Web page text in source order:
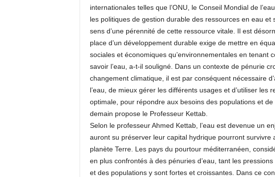
internationales telles que l’ONU, le Conseil Mondial de
les politiques de gestion durable des ressources en eau
sens d’une pérennité de cette ressource vitale. Il est
place d’un développement durable exige de mettre en
sociales et économiques qu’environnementales en tenant
savoir l’eau, a-t-il souligné. Dans un contexte de pénurie
changement climatique, il est par conséquent nécessaire
l’eau, de mieux gérer les différents usages et d’utiliser les
optimale, pour répondre aux besoins des populations et de
demain propose le Professeur Kettab.
Selon le professeur Ahmed Kettab, l’eau est devenue un
auront su préserver leur capital hydrique pourront survivre
planète Terre. Les pays du pourtour méditerranéen,
en plus confrontés à des pénuries d’eau, tant les
et des populations y sont fortes et croissantes. Dans ce